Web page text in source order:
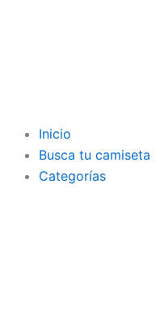
Inicio
Busca tu camiseta
Categorías